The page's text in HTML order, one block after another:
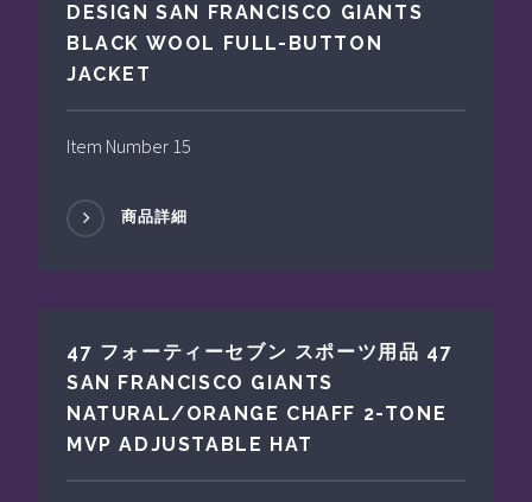
DESIGN SAN FRANCISCO GIANTS
BLACK WOOL FULL-BUTTON
JACKET
Item Number 15
商品詳細
47 フォーティーセブン スポーツ用品 47
SAN FRANCISCO GIANTS
NATURAL/ORANGE CHAFF 2-TONE
MVP ADJUSTABLE HAT